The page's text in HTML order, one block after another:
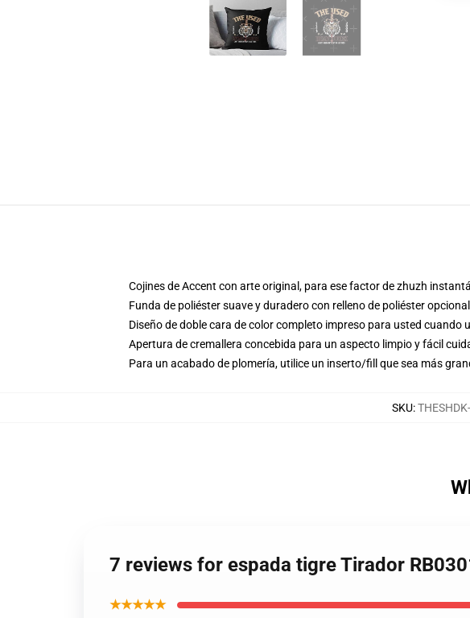
Cojines de Accent con arte original, para ese factor de zhuzh
Funda de poliéster suave y duradero con relleno de poliéster opcional
Diseño de doble cara de color completo impreso para usted cuando
Apertura de cremallera concebida para un aspecto limpio y fácil
Para un acabado de plomería, utilice un inserto/fill que sea más
SKU:
7 reviews for espada tigre Tirador
★★★★★